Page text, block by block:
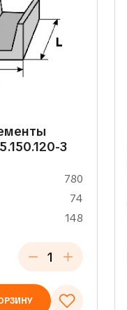
3
780
74
148